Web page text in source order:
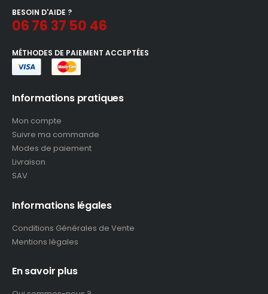
BESOIN D'AIDE ?
06 76 37 50 46
MÉTHODES DE PAIEMENT ACCEPTÉES
Informations pratiques
Mon compte
Suivre ma commande
Modes de paiement
Livraison
SAV
Informations légales
Conditions Générales de Vente
Mentions légales
En savoir plus